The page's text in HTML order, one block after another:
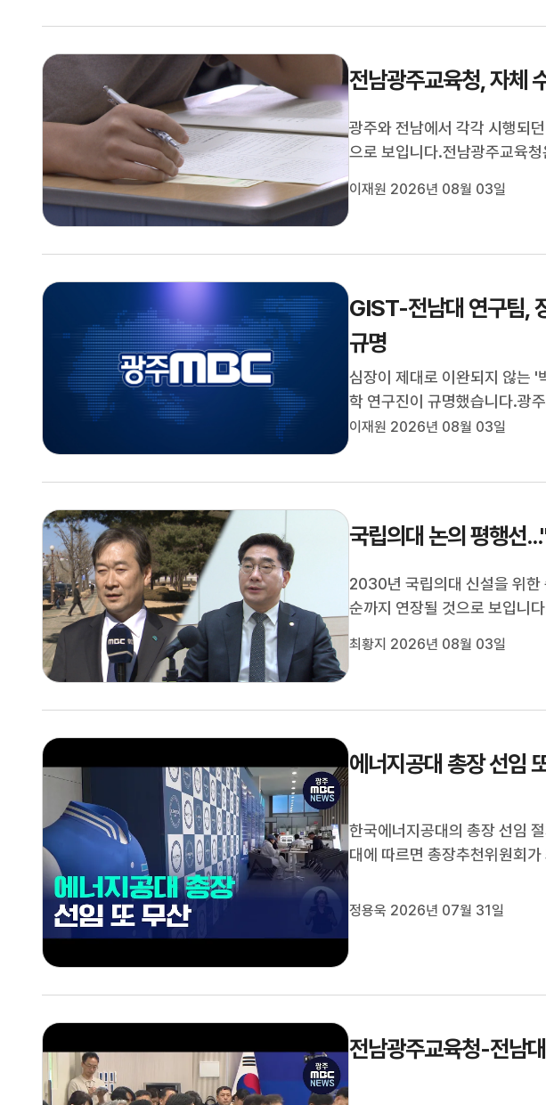
전남광주교육청, 자체
광주와 전남에서 각각 시행되
으로 보입니다.전남광주교육
전문성과 학생 만족도를 끌어
이재원 2026년 08월 03일
GIST-전남대 연구팀,
규명
심장이 제대로 이완되지 않는 '
학 연구진이 규명했습니다.광
을 통해 유로리틴 A 투여 시 저
이재원 2026년 08월 03일
국립의대 논의 평행선
2030년 국립의대 신설을 위한
순까지 연장될 것으로 보입니
학 모두 의대와 대학병원 유치
최황지 2026년 08월 03일
에너지공대 총장 선임
한국에너지공대의 총장 선임
대에 따르면 총장추천위원회
되면서 총장추천위원회는 재
정용욱 2026년 07월 31일
전남광주교육청-전남